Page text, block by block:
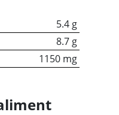
5.4 g
8.7 g
1150 mg